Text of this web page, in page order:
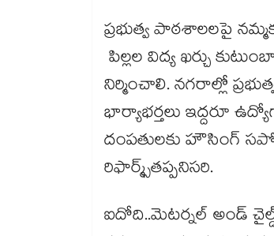
ప్రభుత్వ పాఠశాలలపై
పిల్లల విద్య ఖర్చు
నిర్మించాలి. నగరాల్లో
భార్యాభర్తలు ఇద్దరూ
దంపతులకు హౌసింగ్​
రిఫార్మ్స్​తప్పనిసరి.
ఐదోది..మెటర్నల్​ అండ్​